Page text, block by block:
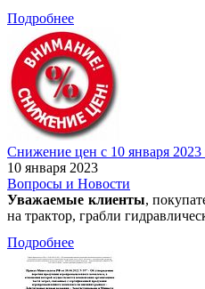
Подробнее
Снижение цен с 10 января 2023
10 января 2023
Вопросы и Новости
Уважаемые клиенты,
на трактор, грабли
Подробнее